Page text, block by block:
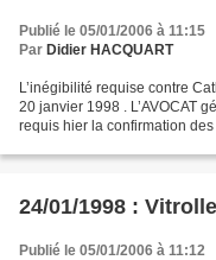
Publié le 05/01/2006 à 11:15
Par Didier HACQUART
L’inégibilité requise contre
20 janvier 1998 . L’AVOCAT
requis hier la confirmation
24/01/1998 :
Publié le 05/01/2006 à 11:12